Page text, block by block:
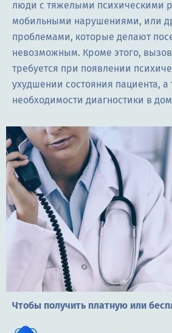
люди с тяжелыми психическими
мобильными нарушениями, или
проблемами, которые делают
невозможным. Кроме этого,
требуется при появлении
ухудшении состояния пациента, а
необходимости диагностики в
Чтобы получить платную или